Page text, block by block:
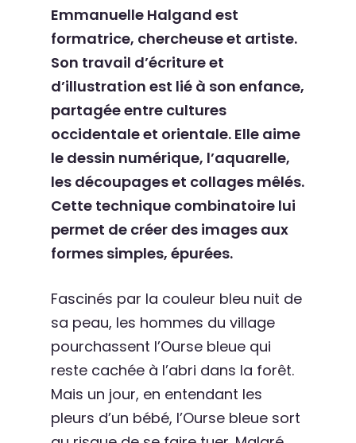
Emmanuelle Halgand est
formatrice, chercheuse et artiste.
Son travail d’écriture et
d’illustration est lié à son enfance,
partagée entre cultures
occidentale et orientale. Elle aime
le dessin numérique, l’aquarelle,
les découpages et collages mêlés.
Cette technique combinatoire lui
permet de créer des images aux
formes simples, épurées.
Fascinés par la couleur bleu nuit de
sa peau, les hommes du village
pourchassent l’Ourse bleue qui
reste cachée à l’abri dans la forêt.
Mais un jour, en entendant les
pleurs d’un bébé, l’Ourse bleue sort